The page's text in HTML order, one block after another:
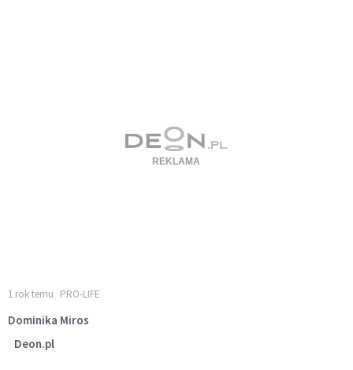
1 rok temu PRO-LIFE
Dominika Miros
Deon.pl